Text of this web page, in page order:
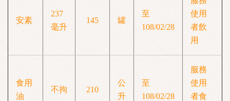
安素
237
毫升
145 罐
至
108/02/28
使用
者飲
用
食用
油
不拘 210
公
升
至
108/02/28
服務
使用
者食